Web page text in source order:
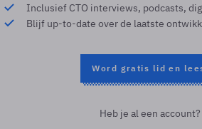
Inclusief CTO interviews, podcasts,
Blijf up-to-date over de laatste
Word gratis lid en
Heb je al een account?